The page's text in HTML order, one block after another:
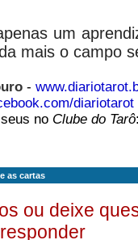
um
mais o campo
-
diariotarot
no Clube do Tarô
as cartas
ou deixe
responder